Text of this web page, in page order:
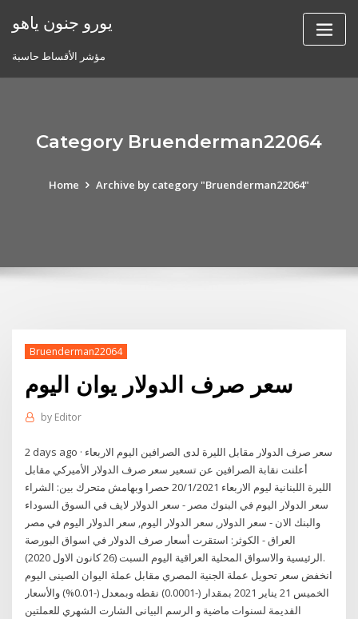
يورو جنون ياهو
مؤشر الأقساط حاسبة
Category Bruenderman22064
Home Archive by category "Bruenderman22064"
Bruenderman22064
سعر صرف الدولار يوان اليوم
by Editor
2 days ago · سعر صرف الدولار مقابل الليرة لدى الصرافين اليوم الاربعاء
أعلنت نقابة الصرافين عن تسعير سعر صرف الدولار الأميركي مقابل
الليرة اللبنانية ليوم الاربعاء 20/1/2021 حصرا وبهامش متحرك بين: الشراء
سعر الدولار اليوم في البنوك مصر - سعر الدولار لايف في السوق السوداء
والبنك الان - سعر الدولار, سعر الدولار اليوم, سعر الدولار اليوم في مصر
العراق - الكوثر: استقرت أسعار صرف الدولار في اسواق البورصة
الرئيسية والاسواق المحلية العراقية اليوم السبت (26 كانون الاول 2020).
انخفض سعر تحويل عملة الجنية المصري مقابل عملة اليوان الصينى اليوم
الخميس 21 يناير 2021 بمقدار (-0.0001) نقطه وبمعدل (-0.01%) والأسعار
القديمة لسنوات ماضية و الرسم البيانى الشارت الشهري للعملتين